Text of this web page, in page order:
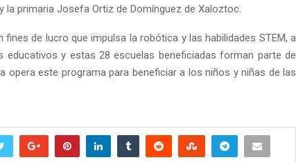
la primaria Josefa Ortiz de Domínguez de Xaloztoc.
de lucro que impulsa la robótica y las habilidades STEM, a
educativos y estas 28 escuelas beneficiadas forman parte de
opera este programa para beneficiar a los niños y niñas de las